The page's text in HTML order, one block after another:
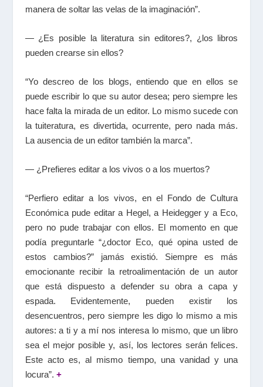
manera de soltar las velas de la imaginación”.
— ¿Es posible la literatura sin editores?, ¿los libros
pueden crearse sin ellos?
“Yo descreo de los blogs, entiendo que en ellos se
puede escribir lo que su autor desea; pero siempre les
hace falta la mirada de un editor. Lo mismo sucede con
la tuiteratura, es divertida, ocurrente, pero nada más.
La ausencia de un editor también la marca”.
— ¿Prefieres editar a los vivos o a los muertos?
“Perfiero editar a los vivos, en el Fondo de Cultura
Económica pude editar a Hegel, a Heidegger y a Eco,
pero no pude trabajar con ellos. El momento en que
podía preguntarle “¿doctor Eco, qué opina usted de
estos cambios?” jamás existió. Siempre es más
emocionante recibir la retroalimentación de un autor
que está dispuesto a defender su obra a capa y
espada. Evidentemente, pueden existir los
desencuentros, pero siempre les digo lo mismo a mis
autores: a ti y a mí nos interesa lo mismo, que un libro
sea el mejor posible y, así, los lectores serán felices.
Este acto es, al mismo tiempo, una vanidad y una
locura”. +